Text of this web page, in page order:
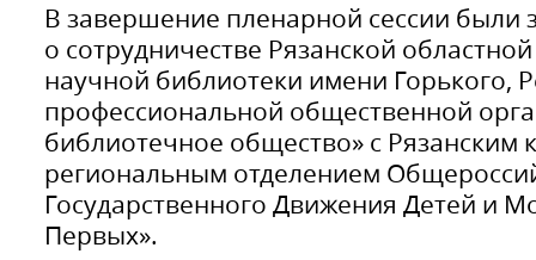
В завершение пленарной сессии были
о сотрудничестве Рязанской
научной библиотеки имени Горького,
профессиональной общественной
библиотечное общество» с Рязанским
региональным отделением
Государственного Движения Детей и
Первых».